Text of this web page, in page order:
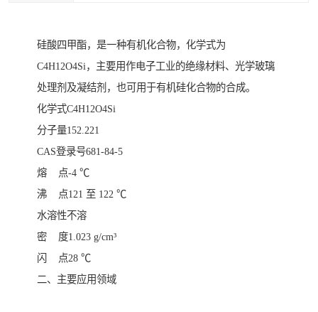
硅酸四甲酯，是一种有机化合物，化学式为
C4H12O4Si，主要用作电子工业的绝缘材料、光学玻璃
处理剂及凝结剂，也可用于有机硅化合物的合成。
化学式C4H12O4Si
分子量152.221
CAS登录号681-84-5
熔 点-4 ℃
沸 点121 至 122 ℃
水溶性不溶
密 度1.023 g/cm³
闪 点28 ℃
二、主要应用领域